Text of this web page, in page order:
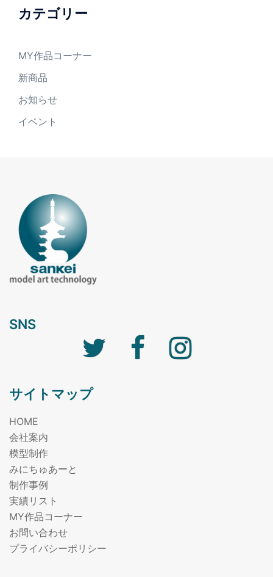
カテゴリー
MY作品コーナー
新商品
お知らせ
イベント
SNS
サイトマップ
HOME
会社案内
模型制作
みにちゅあーと
制作事例
実績リスト
MY作品コーナー
お問い合わせ
プライバシーポリシー